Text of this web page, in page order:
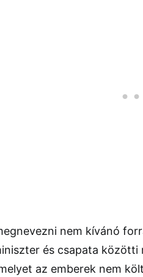
nem kívánó
és csapata közötti
az emberek nem